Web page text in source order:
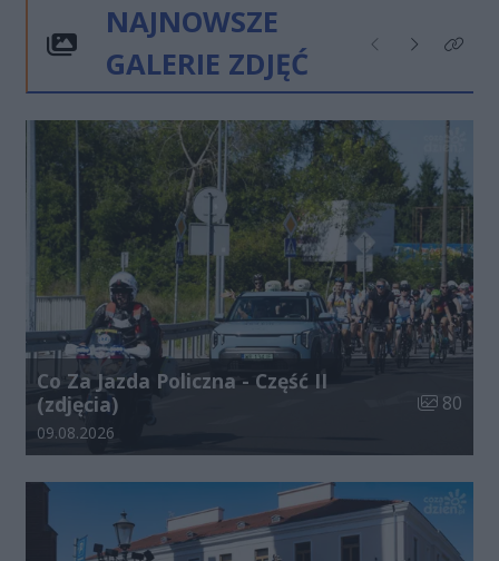
NAJNOWSZE
GALERIE ZDJĘĆ
Poprzednie
NastępneKliknij
Co Za Jazda Policzna - Część II
(zdjęcia)
Liczba
80
Data dodania galerii:
09.08.2026